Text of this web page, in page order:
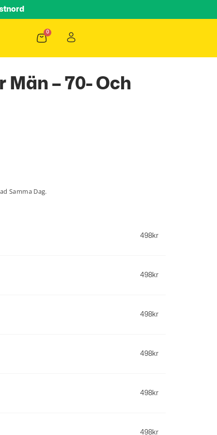
Män – 70- Och
Samma Dag.
498kr
498kr
498kr
498kr
498kr
498kr